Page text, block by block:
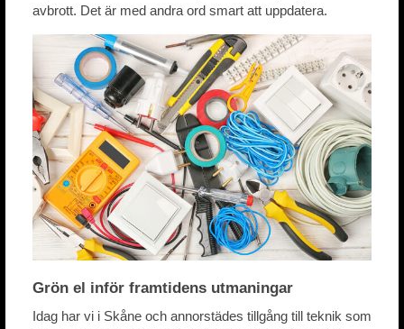
avbrott. Det är med andra ord smart att uppdatera.
Grön el inför framtidens utmaningar
Idag har vi i Skåne och annorstädes tillgång till teknik som